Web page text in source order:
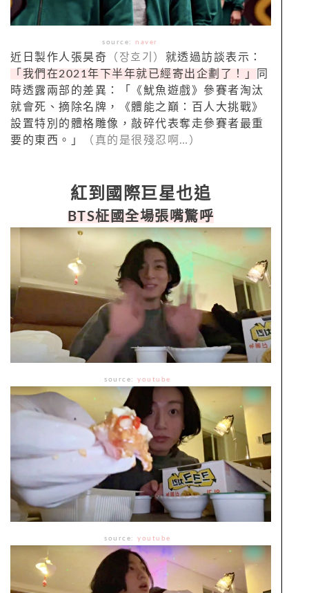
source: naver
近日製作人張昊奇 （장호기） 就透過訪談表示：
「我們在2021年下半年就已經寄出企劃了！」
同
時透露兩部的差異：「《魷魚遊戲》參賽者淘汰
就會死、摘除名牌，《體能之巔：百人大挑戰》
設置特別的體格雕像，敲碎代表奪走參賽者最重
要的東西。」
（真的是很殘忍啊…）
紅到國際巨星也追
BTS柾國全場張嘴驚呼
source:youtube
source:youtube